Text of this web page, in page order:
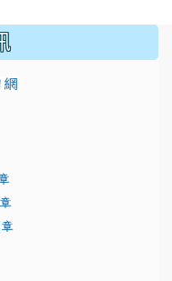
modules/
presentation/d/